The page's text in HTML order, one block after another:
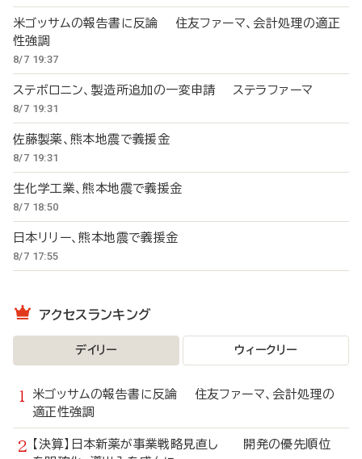
米ゴッサムの報告書に反論 住友ファーマ、会計処理の適正
性強調
8/7 19:37
ステボロニン、製造所追加の一変申請 ステラファーマ
8/7 19:31
佐藤製薬、熊本地震で義援金
8/7 19:31
生化学工業、熊本地震で義援金
8/7 18:50
日本リリー、熊本地震で義援金
8/7 17:55
アクセスランキング
デイリー ウィークリー
米ゴッサムの報告書に反論 住友ファーマ、会計処理の
適正性強調
【決算】日本新薬が事業戦略見直し 開発の優先順位